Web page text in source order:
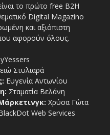
το πρώτο free Β2Η
Digital Magazino
και αξιόπιστη
αφορούν όλους.
Στυλιαρά
Ευγενία Αντωνίου
Σταματία Βελάνη
Χρύσα Γώτα
Web Services